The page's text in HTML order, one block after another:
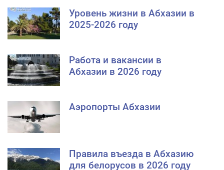
Уровень жизни в Абхазии в
2025-2026 году
Работа и вакансии в
Абхазии в 2026 году
Аэропорты Абхазии
Правила въезда в Абхазию
для белорусов в 2026 году